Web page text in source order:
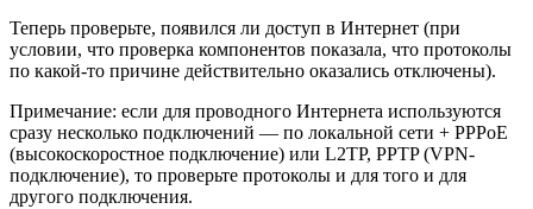
Теперь проверьте, появился ли доступ в Интернет (при
условии, что проверка компонентов показала, что протоколы
по какой-то причине действительно оказались отключены).
Примечание: если для проводного Интернета используются
сразу несколько подключений — по локальной сети + PPPoE
(высокоскоростное подключение) или L2TP, PPTP (VPN-
подключение), то проверьте протоколы и для того и для
другого подключения.